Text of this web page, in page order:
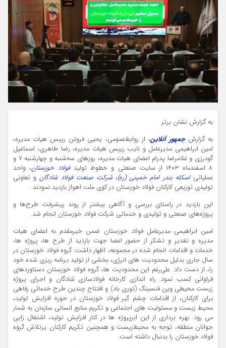
به گزارش نشان برتر
به گزارشجمهور آنلاین، از روابط‌عمومی، یحیی فروتن رییس هیات‌ مدیره،
امین ابراهیمی مدیرعامل و نایب رییس هیات مدیره، رضا طاهری، اسماعیل
گودرزی و غلامرضا پدرام اعضای هیات مدیره، روزهای سه‌شنبه و چهارشنبه ۷ و
۸ اسفندماه ۱۴۰۳ از سایت صنعتی و خطوط تولید
فولاد خوزستان، واحد
عملیاتیاسکله بندر امام خمینی (ره)،شرکت صنعت فولاد شادگانو تعاونی
تولیدی توزیعی کارکنان فولاد خوزستان در کوی ملت اهواز بازدید نمودند.
این بازدید در راستای بررسی و آگاهی بیشتر از روند پیشرفت طرح‌‌ها و
پروژه‌های صنعتی و تولیدی و خدماتی شرکت فولاد خوزستان انجام شد.
امین ابراهیمی مدیرعامل فولاد خوزستان ضمن خیرمقدم به اعضای هیات
مدیره و تقدیر و تشکر از حضور اعضا جهت بازدید از طرح ها، پروژه ها‌،
خدمات و اقدامات انجام شده در مجموعه، اظهار داشت: گروه فولاد خوزستان در
سال جاری بدلیل محدودیت های انرژی، بخشی از تولید برنامه ریزی شده خود
را، از دست داد. علی‌رغم این محدودیت ها، گروه فولاد خوزستان دستاوردهای
فراوانی کسب نمود. راه اندازی کارخانه فولادسازی شادگان و اجرای پروژه
زیست محیطی وین فنسینگ (توری باد) و افتتاح چندین طرح خدماتی رفاهی
برای کارکنان، از اقدامات چشم گیر فولاد خوزستان در حوزه افزایش تولید،
محیط زیست و مسئولیت های اجتماعی و تکریم منابع انسانی سازمان به شمار
می رود. بهره برداری از این ابرپروژه ها در کنار افزایش تولید، اشتغال زایی
جوانان منطقه، توجه به محیط‌زیست و همچنین تکریم کارکنان پرتلاش گروه
فولاد خوزستان را بدنبال داشته است.